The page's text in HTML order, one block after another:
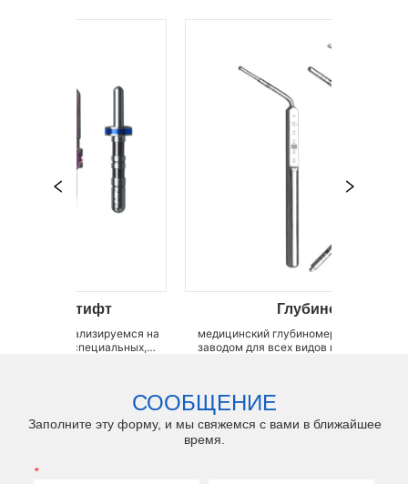
на
Глубиномер
медицинский глубиномер LZQ является OEM-
заводом для всех видов измерителей глубины
остеотомии, рентгенографический комплек...
СООБЩЕНИЕ
Заполните эту форму, и мы свяжемся с вами в ближайшее
время.
*